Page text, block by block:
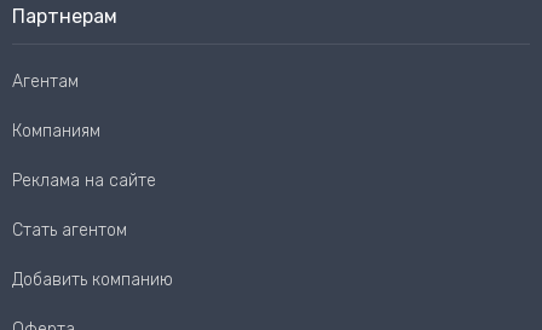
Партнерам
Агентам
Компаниям
Реклама на сайте
Стать агентом
Добавить компанию